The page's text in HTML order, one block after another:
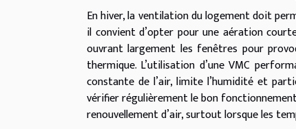
En hiver, la ventilation du logement doit
il convient d’opter pour une aération
ouvrant largement les fenêtres pour
thermique. L’utilisation d’une VMC
constante de l’air, limite l’humidité et
vérifier régulièrement le bon
renouvellement d’air, surtout lorsque les